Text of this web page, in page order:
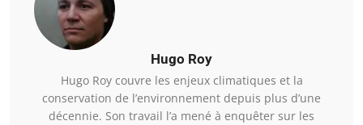
Hugo Roy
Hugo Roy couvre les enjeux climatiques et la
conservation de l’environnement depuis plus d’une
décennie. Son travail l’a mené à enquêter sur les